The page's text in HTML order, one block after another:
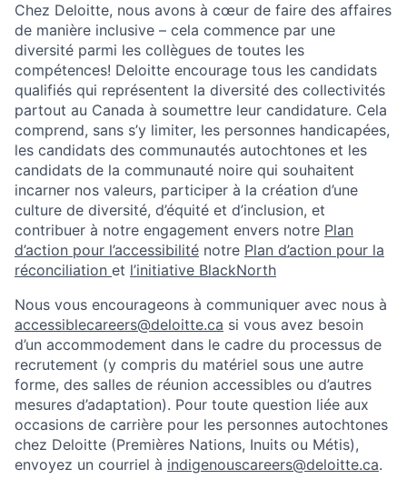
Chez Deloitte, nous avons à cœur de faire des affaires
de manière inclusive – cela commence par une
diversité parmi les collègues de toutes les
compétences! Deloitte encourage tous les candidats
qualifiés qui représentent la diversité des collectivités
partout au Canada à soumettre leur candidature. Cela
comprend, sans s’y limiter, les personnes handicapées,
les candidats des communautés autochtones et les
candidats de la communauté noire qui souhaitent
incarner nos valeurs, participer à la création d’une
culture de diversité, d’équité et d’inclusion, et
contribuer à notre engagement envers notre Plan
d’action pour l’accessibilité notre Plan d’action pour la
réconciliation et l’initiative BlackNorth
Nous vous encourageons à communiquer avec nous à
accessiblecareers@deloitte.ca si vous avez besoin
d’un accommodement dans le cadre du processus de
recrutement (y compris du matériel sous une autre
forme, des salles de réunion accessibles ou d’autres
mesures d’adaptation). Pour toute question liée aux
occasions de carrière pour les personnes autochtones
chez Deloitte (Premières Nations, Inuits ou Métis),
envoyez un courriel à indigenouscareers@deloitte.ca.